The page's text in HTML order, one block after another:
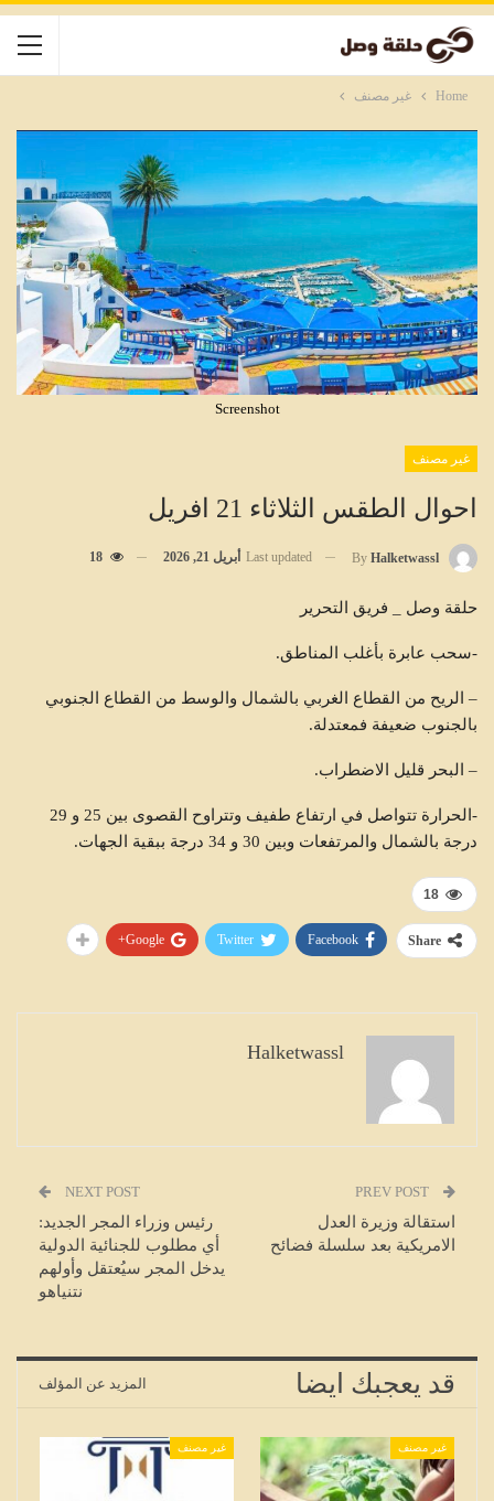
Home غير مصنف
Screenshot
غير مصنف
احوال الطقس الثلاثاء 21 افريل
By Halketwassl
Last updated أبريل 21, 2026 18
حلقة وصل _ فريق التحرير
-سحب عابرة بأغلب المناطق.
– الريح من القطاع الغربي بالشمال والوسط من القطاع الجنوبي
بالجنوب ضعيفة فمعتدلة.
– البحر قليل الاضطراب.
-الحرارة تتواصل في ارتفاع طفيف وتتراوح القصوى بين 25 و 29
درجة بالشمال والمرتفعات وبين 30 و 34 درجة ببقية الجهات.
18
Share
Facebook
Twitter
Google+
Halketwassl
استقالة وزيرة العدل
الامريكية بعد سلسلة فضائح
NEXT POST
رئيس وزراء المجر الجديد:
أي مطلوب للجنائية الدولية
يدخل المجر سيُعتقل وأولهم
نتنياهو
قد يعجبك ايضا المزيد عن المؤلف
غير مصنف غير مصنف